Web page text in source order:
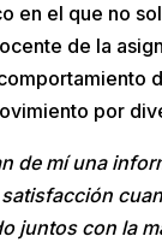
en el que no
de la
por
de mí una
juntos con la